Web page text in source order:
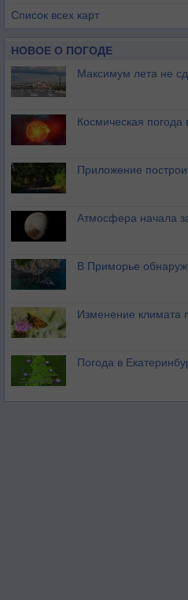
Список всех карт
НОВОЕ О ПОГОДЕ
Максимум лета не
Космическая погода
Приложение
Атмосфера начала
В Приморье
Изменение климата
Погода в